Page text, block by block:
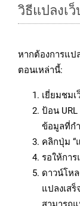
วิธีแปลงเ
หากต้องการแป
ตอนเหล่านี้:
เยี่ยมชม
ป้อน
ข้อมูลที่ก
คลิกปุ่ม “
รอให้กา
ดาวน์โห
แปลงเส